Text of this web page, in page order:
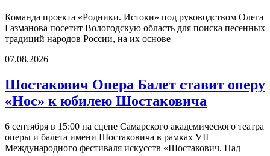
Команда проекта «Родники. Истоки» под руководством Олега
Газманова посетит Вологодскую область для поиска песенных
традиций народов России, на их основе
07.08.2026
Шостакович Опера Балет ставит оперу
«Нос» к юбилею Шостаковича
6 сентября в 15:00 на сцене Самарского академического театра
оперы и балета имени Шостаковича в рамках VII
Международного фестиваля искусств «Шостакович. Над